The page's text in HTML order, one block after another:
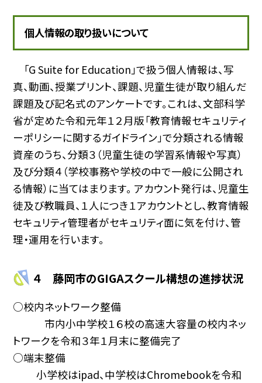
個人情報の取り扱いについて
「G Suite for Education」で扱う個人情報は、写
真、動画、授業プリント、課題、児童生徒が取り組んだ
課題及び記名式のアンケートです。これは、文部科学
省が定めた令和元年１２月版「教育情報セキュリティ
ーポリシーに関するガイドライン」で分類される情報
資産のうち、分類３（児童生徒の学習系情報や写真）
及び分類４（学校事務や学校の中で一般に公開され
る情報）に当てはまります。 アカウント発行は、児童生
徒及び教職員、１人につき１アカウントとし、教育情報
セキュリティ管理者がセキュリティ面に気を付け、管
理・運用を行います。
４ 藤岡市のGIGAスクール構想の進捗状況
○校内ネットワーク整備
市内小中学校１６校の高速大容量の校内ネッ
トワークを令和３年１月末に整備完了
○端末整備
小学校はipad、中学校はChromebookを令和